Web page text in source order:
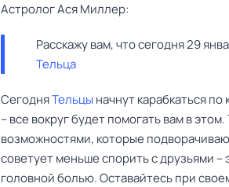
Астролог Ася Миллер:
Тельца
СегодняТельцы начнут карабкаться
– все вокруг будет помогать вам в
возможностями, которые
советует меньше спорить с друзьями –
головной болью. Оставайтесь при